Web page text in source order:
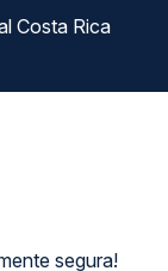
segura!
La terminal Costa Rica